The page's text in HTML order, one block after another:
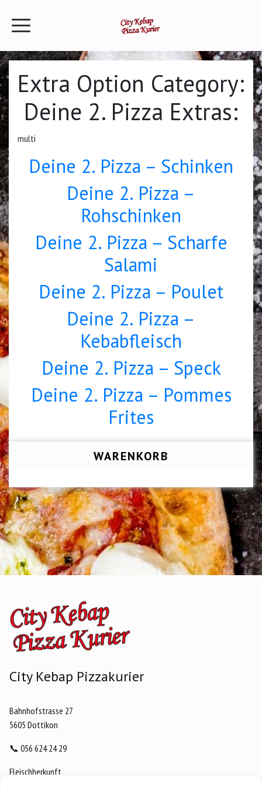
Extra Option Category:
Deine 2. Pizza Extras:
multi
Deine 2. Pizza – Schinken
Deine 2. Pizza –
Rohschinken
Deine 2. Pizza – Scharfe
Salami
Deine 2. Pizza – Poulet
Deine 2. Pizza –
Kebabfleisch
Deine 2. Pizza – Speck
Deine 2. Pizza – Pommes
Frites
WARENKORB
City Kebap Pizzakurier
Bahnhofstrasse 27
5605 Dottikon
📞 056 624 24 29
Fleischherkunft